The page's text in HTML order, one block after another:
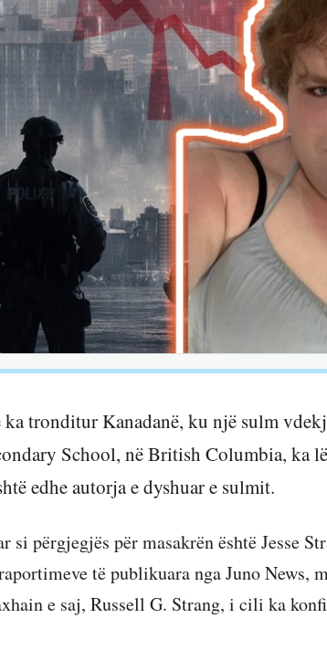
tronditur Kanadanë, ku një sulm
School, në British Columbia, ka
edhe autorja e dyshuar e sulmit.
si përgjegjës për masakrën është Jesse
të publikuara nga Juno News,
e saj, Russell G. Strang, i cili ka